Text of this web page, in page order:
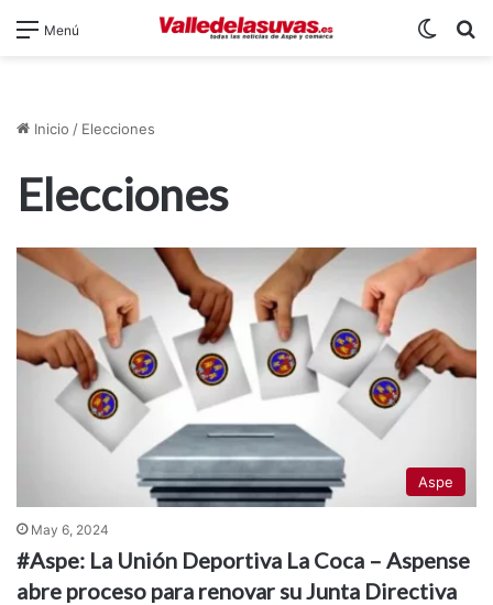
Menú
Inicio / Elecciones
Elecciones
Aspe
May 6, 2024
#Aspe: La Unión Deportiva La Coca – Aspense
abre proceso para renovar su Junta Directiva